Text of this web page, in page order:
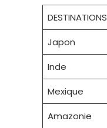
DESTINATIONS
Japon
Inde
Mexique
Amazonie